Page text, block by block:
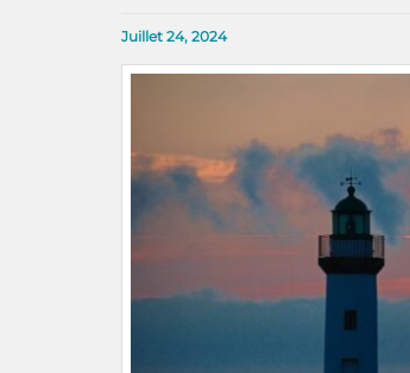
Juillet 24, 2024